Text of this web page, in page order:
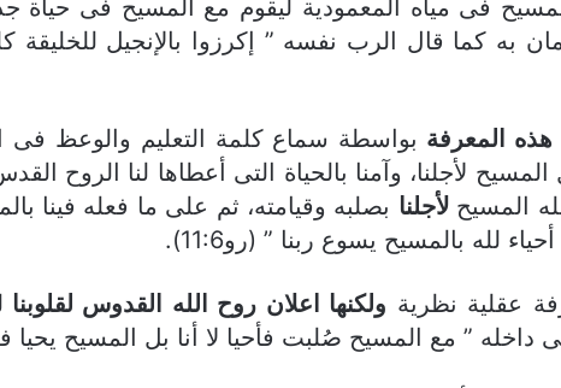
فى مياه المعمودية ليقوم مع المسيح فى حياة
به كما قال الرب نفسه ” إكرزوا بالإنجيل
هذه المعرفة بواسطة سماع كلمة التعليم والوعظ فى
لأجلنا، وآمنا بالحياة التى أعطاها لنا الروح
المسيحلأجلنا بصلبه وقيامته، ثم على ما فعله فينا
لله بالمسيح يسوع ربنا ” (رو11:6).
عقلية نظرية ولكنها اعلان روح الله القدوس لقلوبنا
” مع المسيح صُلبت فأحيا لا أنا بل المسيح يحيا فىَّ